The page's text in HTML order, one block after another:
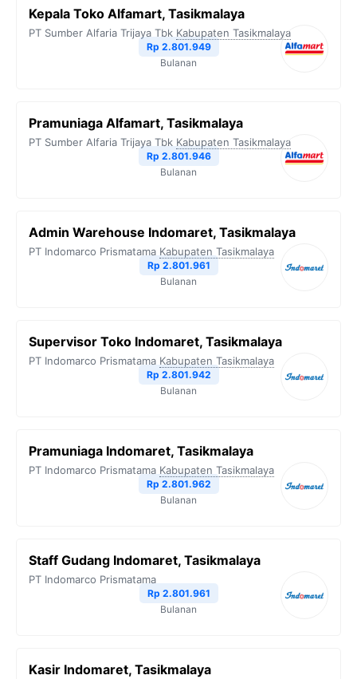
Kepala Toko Alfamart, Tasikmalaya
PT Sumber Alfaria Trijaya Tbk Kabupaten Tasikmalaya
Rp 2.801.949
Bulanan
Pramuniaga Alfamart, Tasikmalaya
PT Sumber Alfaria Trijaya Tbk Kabupaten Tasikmalaya
Rp 2.801.946
Bulanan
Admin Warehouse Indomaret, Tasikmalaya
PT Indomarco Prismatama Kabupaten Tasikmalaya
Rp 2.801.961
Bulanan
Supervisor Toko Indomaret, Tasikmalaya
PT Indomarco Prismatama Kabupaten Tasikmalaya
Rp 2.801.942
Bulanan
Pramuniaga Indomaret, Tasikmalaya
PT Indomarco Prismatama Kabupaten Tasikmalaya
Rp 2.801.962
Bulanan
Staff Gudang Indomaret, Tasikmalaya
PT Indomarco Prismatama
Rp 2.801.961
Bulanan
Kasir Indomaret, Tasikmalaya